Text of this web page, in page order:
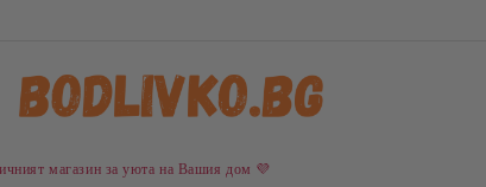
магазин за уюта на Вашия дом 💜